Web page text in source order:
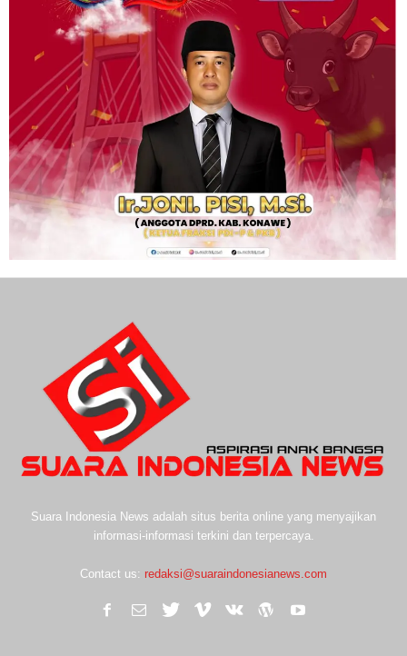
Suara Indonesia News adalah situs berita online yang menyajikan
informasi-informasi terkini dan terpercaya.
Contact us: redaksi@suaraindonesianews.com